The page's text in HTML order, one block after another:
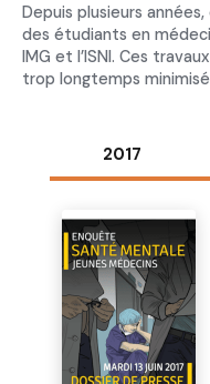
Depuis plusieurs
des étudiants en
IMG et l’ISNI. Ces
trop longtemps
2017